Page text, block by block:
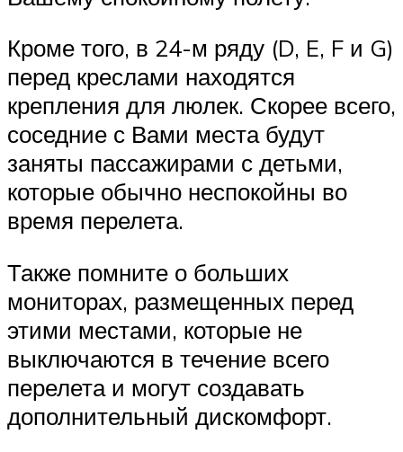
Кроме того, в 24-м ряду (D, E, F и G)
перед креслами находятся
крепления для люлек. Скорее всего,
соседние с Вами места будут
заняты пассажирами с детьми,
которые обычно неспокойны во
время перелета.
Также помните о больших
мониторах, размещенных перед
этими местами, которые не
выключаются в течение всего
перелета и могут создавать
дополнительный дискомфорт.